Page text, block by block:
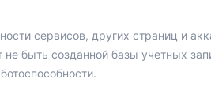
сервисов, других страниц и
быть созданной базы учетных